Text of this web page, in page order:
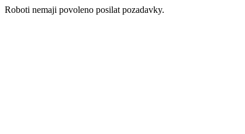
Roboti nemaji povoleno posilat pozadavky.